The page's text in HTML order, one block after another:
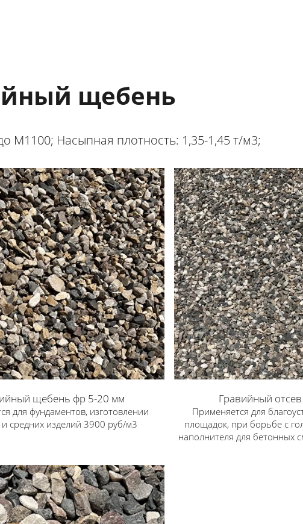
щебень
М1100; Насыпная плотность: 1,35-1,45 т/м3;
щебень фр 5-20 мм
для фундаментов, изготовлении
средних изделий 3900 руб/м3
Гравийный
Применяется для
площадок, при борьбе с
наполнителя для бетонных